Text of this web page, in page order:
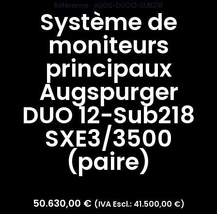
Référence : AUGS-DUO12-SUB218
Système de
moniteurs
principaux
Augspurger
DUO 12-Sub218
SXE3/3500
(paire)
50.630,00 € (IVA Escl.: 41.500,00 €)